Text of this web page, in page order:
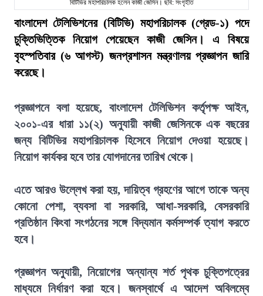
বিটিভির মহাপরিচালক হলেন কাজী জেসিন। ছবি: সংগৃহীত
বাংলাদেশ টেলিভিশনের (বিটিভি) মহাপরিচালক (গ্রেড-১) পদে
চুক্তিভিত্তিক নিয়োগ পেয়েছেন কাজী জেসিন। এ বিষয়ে
বৃহস্পতিবার (৬ আগস্ট) জনপ্রশাসন মন্ত্রণালয় প্রজ্ঞাপন জারি
করেছে।
প্রজ্ঞাপনে বলা হয়েছে, বাংলাদেশ টেলিভিশন কর্তৃপক্ষ আইন,
২০০১-এর ধারা ১১(২) অনুযায়ী কাজী জেসিনকে এক বছরের
জন্য বিটিভির মহাপরিচালক হিসেবে নিয়োগ দেওয়া হয়েছে।
নিয়োগ কার্যকর হবে তার যোগদানের তারিখ থেকে।
এতে আরও উল্লেখ করা হয়, দায়িত্ব গ্রহণের আগে তাকে অন্য
কোনো পেশা, ব্যবসা বা সরকারি, আধা-সরকারি, বেসরকারি
প্রতিষ্ঠান কিংবা সংগঠনের সঙ্গে বিদ্যমান কর্মসম্পর্ক ত্যাগ করতে
হবে।
প্রজ্ঞাপন অনুযায়ী, নিয়োগের অন্যান্য শর্ত পৃথক চুক্তিপত্রের
মাধ্যমে নির্ধারণ করা হবে। জনস্বার্থে এ আদেশ অবিলম্বে